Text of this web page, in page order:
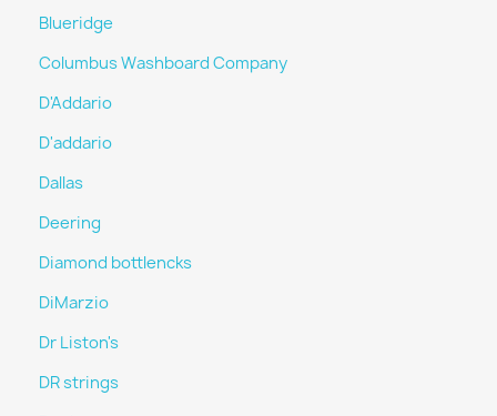
Blueridge
Columbus Washboard Company
D'Addario
D'addario
Dallas
Deering
Diamond bottlencks
DiMarzio
Dr Liston's
DR strings